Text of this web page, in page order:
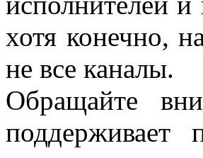
хотя конечно,
не все каналы.
Обращайте
поддерживает